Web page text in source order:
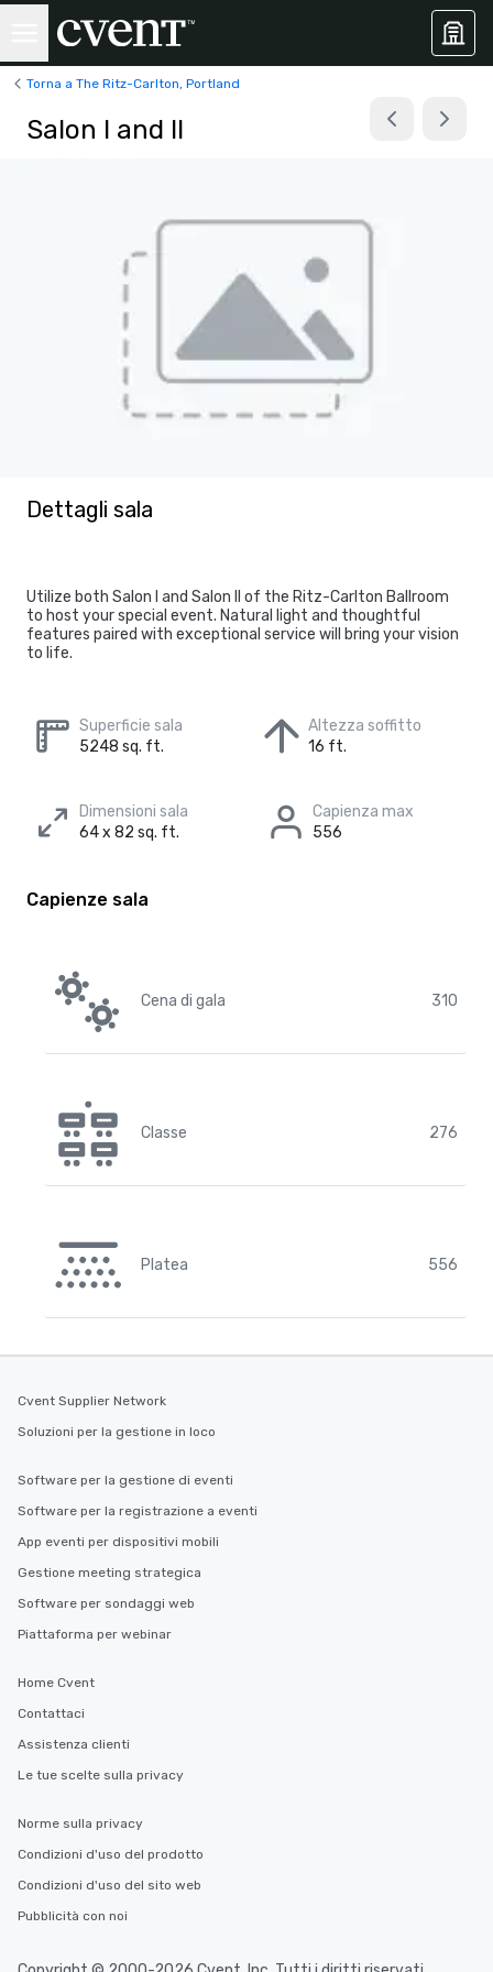
Torna a The Ritz-Carlton, Portland
Salon I and II
Dettagli sala
Utilize both Salon I and Salon II of the Ritz-Carlton Ballroom
to host your special event. Natural light and thoughtful
features paired with exceptional service will bring your vision
to life.
Superficie sala
5248 sq. ft.
Altezza soffitto
16 ft.
Dimensioni sala
64 x 82 sq. ft.
Capienza max
556
Capienze sala
Cena di gala 310
Classe 276
Platea 556
Cvent Supplier Network
Soluzioni per la gestione in loco
Software per la gestione di eventi
Software per la registrazione a eventi
App eventi per dispositivi mobili
Gestione meeting strategica
Software per sondaggi web
Piattaforma per webinar
Home Cvent
Contattaci
Assistenza clienti
Le tue scelte sulla privacy
Norme sulla privacy
Condizioni d'uso del prodotto
Condizioni d'uso del sito web
Pubblicità con noi